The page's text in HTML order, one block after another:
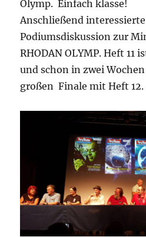
Olymp. Einfach klasse!
Anschließend
Podiumsdiskussion zur
RHODAN OLYMP. Heft 11
und schon in zwei
großen Finale mit Heft 12.